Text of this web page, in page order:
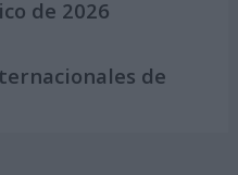
de 2026
de